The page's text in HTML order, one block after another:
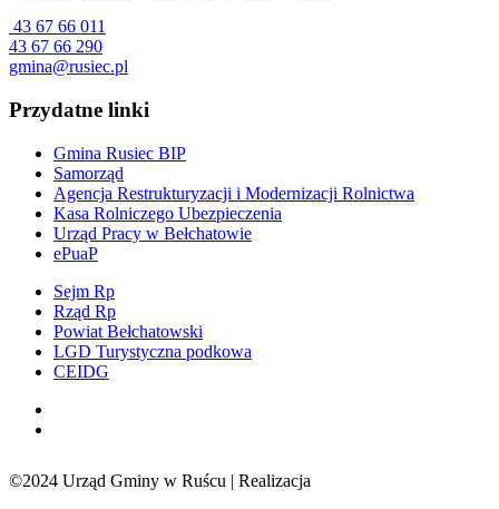
43 67 66 011
43 67 66 290
gmina@rusiec.pl
Przydatne linki
Gmina Rusiec BIP
Samorząd
Agencja Restrukturyzacji i Modernizacji Rolnictwa
Kasa Rolniczego Ubezpieczenia
Urząd Pracy w Bełchatowie
ePuaP
Sejm Rp
Rząd Rp
Powiat Bełchatowski
LGD Turystyczna podkowa
CEIDG
©2024 Urząd Gminy w Ruścu | Realizacja